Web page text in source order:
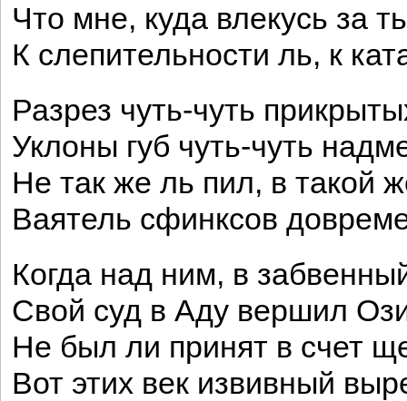
Что мне, куда влекусь за
К слепительности ль, к
Разрез чуть-чуть
Уклоны губ чуть-чуть
Не так же ль пил, в такой
Ваятель сфинксов
Когда над ним, в
Свой суд в Аду вершил
Не был ли принят в счет
Вот этих век извивный